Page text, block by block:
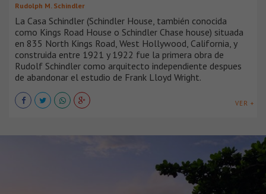
Rudolph M. Schindler
La Casa Schindler (Schindler House, también conocida
como Kings Road House o Schindler Chase house) situada
en 835 North Kings Road, West Hollywood, California, y
construida entre 1921 y 1922 fue la primera obra de
Rudolf Schindler como arquitecto independiente despues
de abandonar el estudio de Frank Lloyd Wright.
VER +